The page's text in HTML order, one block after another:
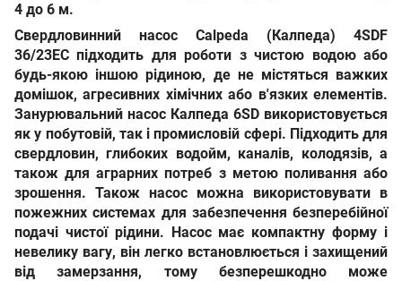
4 до 6 м.
Свердловинний насос Calpeda (Калпеда) 4SDF
36/23EC підходить для роботи з чистою водою або
будь-якою іншою рідиною, де не містяться важких
домішок, агресивних хімічних або в'язких елементів.
Занурювальний насос Калпеда 6SD використовується
як у побутовій, так і промисловій сфері. Підходить для
свердловин, глибоких водойм, каналів, колодязів, а
також для аграрних потреб з метою поливання або
зрошення. Також насос можна використовувати в
пожежних системах для забезпечення безперебійної
подачі чистої рідини. Насос має компактну форму і
невелику вагу, він легко встановлюється і захищений
від замерзання, тому безперешкодно може